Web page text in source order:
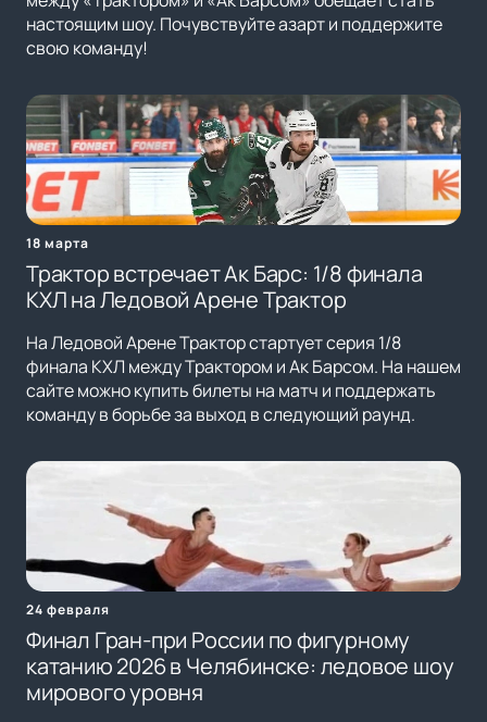
настоящим шоу. Почувствуйте азарт и поддержите
свою команду!
18 марта
Трактор встречает Ак Барс: 1/8 финала
КХЛ на Ледовой Арене Трактор
На Ледовой Арене Трактор стартует серия 1/8
финала КХЛ между Трактором и Ак Барсом. На нашем
сайте можно купить билеты на матч и поддержать
команду в борьбе за выход в следующий раунд.
24 февраля
Финал Гран-при России по фигурному
катанию 2026 в Челябинске: ледовое шоу
мирового уровня